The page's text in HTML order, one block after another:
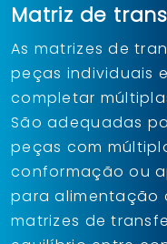
Matriz de
As matrizes de
peças individuais
completar
São adequadas
peças com
conformação ou
para alimentação
matrizes de